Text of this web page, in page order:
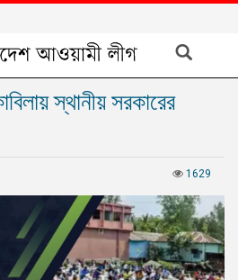
স্থানীয় সরকারের
1629